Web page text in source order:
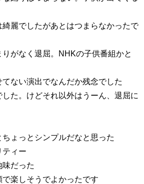
麗でしたがあとはつまらなかったで
がなく退屈。NHKの子供番組かと
てない演出でなんだか残念でした
た。けどそれ以外はうーん、退屈に
ょっとシンプルだなと思った
ティー
味だった
楽しそうでよかったです